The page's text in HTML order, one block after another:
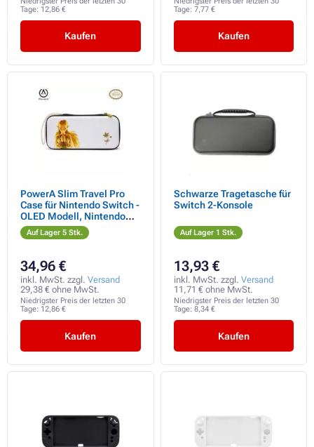
Tage: 12,86 €
Kaufen
Tage: 7,77 €
Kaufen
PowerA Slim Travel Pro
Case für Nintendo Switch -
OLED Modell, Nintendo
Switch und Nintendo
Switch Lite - Prinzessin
Auf Lager 5 Stk.
34,96 €
inkl. MwSt. zzgl. Versand
29,38 € ohne MwSt.
Niedrigster Preis der letzten 30
Tage: 12,86 €
Kaufen
Schwarze Tragetasche für
Switch 2-Konsole
Auf Lager 1 Stk.
13,93 €
inkl. MwSt. zzgl. Versand
11,71 € ohne MwSt.
Niedrigster Preis der letzten 30
Tage: 8,34 €
Kaufen